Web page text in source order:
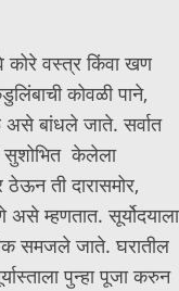
कोरे वस्त्र किंवा खण
कोवळी पाने,
असे बांधले जाते. सर्वात
सुशोभित केलेला
ठेऊन ती दारासमोर,
म्हणतात. सूर्योदयाला
समजले जाते. घरातील
पुन्हा पूजा करुन